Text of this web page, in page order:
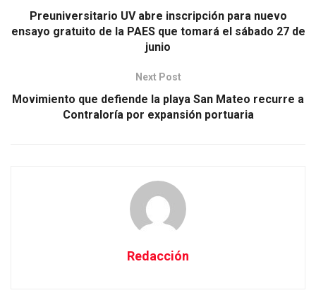
Preuniversitario UV abre inscripción para nuevo
ensayo gratuito de la PAES que tomará el sábado 27 de
junio
Next Post
Movimiento que defiende la playa San Mateo recurre a
Contraloría por expansión portuaria
Redacción